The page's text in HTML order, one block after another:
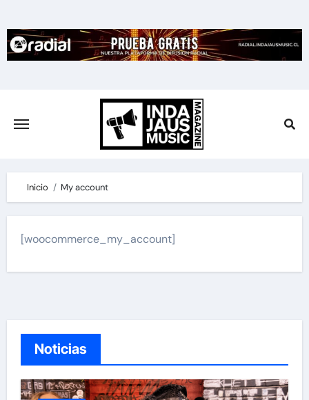
to
content
Inicio My account
[woocommerce_my_account]
Noticias